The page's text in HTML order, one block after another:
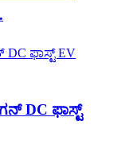
DC ಫಾಸ್ಟ್